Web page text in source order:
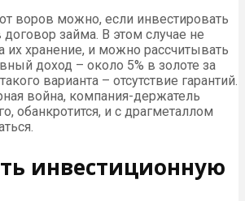
воров можно, если инвестировать
займа. В этом случае не
их хранение, и можно рассчитывать
доход – около 5% в золоте за
варианта – отсутствие гарантий.
война, компания-держатель
обанкротится, и с драгметаллом
инвестиционную